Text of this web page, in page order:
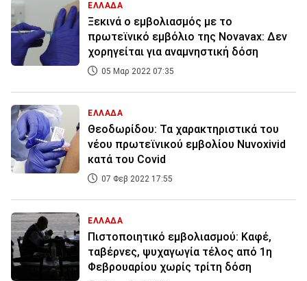
ΕΛΛΑΔΑ
Ξεκινά ο εμβολιασμός με το
πρωτεϊνικό εμβόλιο της Novavax: Δεν
χορηγείται για αναμνηστική δόση
05 Μαρ 2022 07:35
ΕΛΛΑΔΑ
Θεοδωρίδου: Τα χαρακτηριστικά του
νέου πρωτεϊνικού εμβολίου Nuvoxivid
κατά του Covid
07 Φεβ 2022 17:55
ΕΛΛΑΔΑ
Πιστοποιητικό εμβολιασμού: Καφέ,
ταβέρνες, ψυχαγωγία τέλος από 1η
Φεβρουαρίου χωρίς τρίτη δόση